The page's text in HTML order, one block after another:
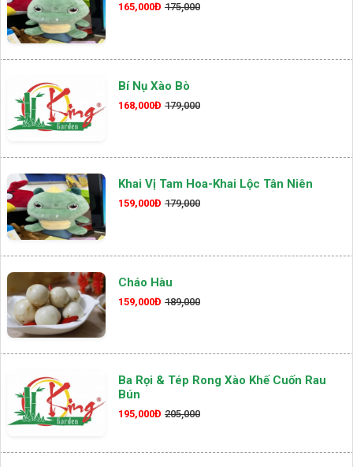
165,000Đ 175,000
Bí Nụ Xào Bò
168,000Đ 179,000
Khai Vị Tam Hoa-Khai Lộc Tân Niên
159,000Đ 179,000
Cháo Hàu
159,000Đ 189,000
Ba Rọi & Tép Rong Xào Khế Cuốn Rau
Bún
195,000Đ 205,000